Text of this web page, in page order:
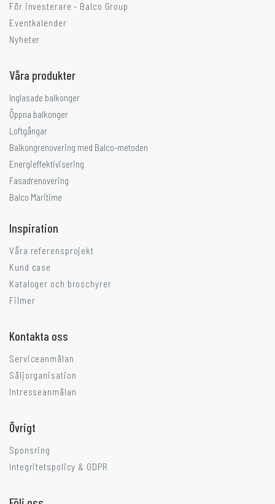
För investerare - Balco Group
Eventkalender
Nyheter
Våra produkter
Inglasade balkonger
Öppna balkonger
Loftgångar
Balkongrenovering med Balco-metoden
Energieffektivisering
Fasadrenovering
Balco Maritime
Inspiration
Våra referensprojekt
Kund case
Kataloger och broschyrer
Filmer
Kontakta oss
Serviceanmälan
Säljorganisation
Intresseanmälan
Övrigt
Sponsring
Integritetspolicy & GDPR